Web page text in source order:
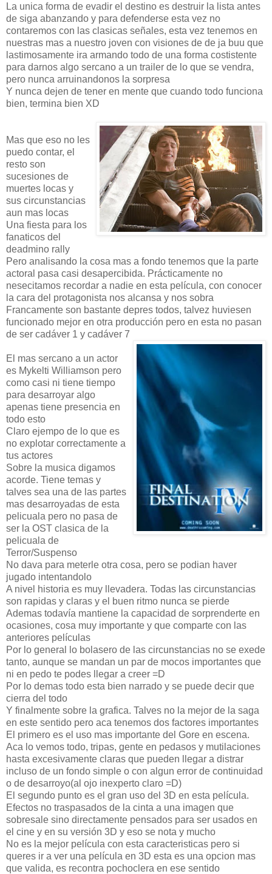
La unica forma de evadir el destino es destruir la lista antes
de siga abanzando y para defenderse esta vez no
contaremos con las clasicas señales, esta vez tenemos en
nuestras mas a nuestro joven con visiones de de ja buu que
lastimosamente ira armando todo de una forma costistente
para darnos algo sercano a un trailer de lo que se vendra,
pero nunca arruinandonos la sorpresa
Y nunca dejen de tener en mente que cuando todo funciona
bien, termina bien XD
Mas que eso no les
puedo contar, el
resto son
sucesiones de
muertes locas y
sus circunstancias
aun mas locas
Una fiesta para los
fanaticos del
deadmino rally
Pero analisando la cosa mas a fondo tenemos que la parte
actoral pasa casi desapercibida. Prácticamente no
nesecitamos recordar a nadie en esta película, con conocer
la cara del protagonista nos alcansa y nos sobra
Francamente son bastante depres todos, talvez huviesen
funcionado mejor en otra producción pero en esta no pasan
de ser cadáver 1 y cadáver 7
El mas sercano a un actor
es Mykelti Williamson pero
como casi ni tiene tiempo
para desarroyar algo
apenas tiene presencia en
todo esto
Claro ejempo de lo que es
no explotar correctamente a
tus actores
Sobre la musica digamos
acorde. Tiene temas y
talves sea una de las partes
mas desarroyadas de esta
pelicuala pero no pasa de
ser la OST clasica de la
pelicuala de
Terror/Suspenso
No dava para meterle otra cosa, pero se podian haver
jugado intentandolo
A nivel historia es muy llevadera. Todas las circunstancias
son rapidas y claras y el buen ritmo nunca se pierde
Ademas todavía mantiene la capacidad de sorprenderte en
ocasiones, cosa muy importante y que comparte con las
anteriores películas
Por lo general lo bolasero de las circunstancias no se exede
tanto, aunque se mandan un par de mocos importantes que
ni en pedo te podes llegar a creer =D
Por lo demas todo esta bien narrado y se puede decir que
cierra del todo
Y finalmente sobre la grafica. Talves no la mejor de la saga
en este sentido pero aca tenemos dos factores importantes
El primero es el uso mas importante del Gore en escena.
Aca lo vemos todo, tripas, gente en pedasos y mutilaciones
hasta excesivamente claras que pueden llegar a distrar
incluso de un fondo simple o con algun error de continuidad
o de desarroyo(al ojo inexperto claro =D)
El segundo punto es el gran uso del 3D en esta película.
Efectos no traspasados de la cinta a una imagen que
sobresale sino directamente pensados para ser usados en
el cine y en su versión 3D y eso se nota y mucho
No es la mejor película con esta caracteristicas pero si
queres ir a ver una película en 3D esta es una opcion mas
que valida, es recontra pochoclera en ese sentido